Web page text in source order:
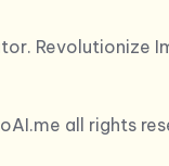
Revolutionize
all rights